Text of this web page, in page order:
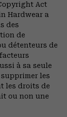
Act
Hardwear a
des
de
détenteurs de
à sa seule
les
les droits de
ou non une